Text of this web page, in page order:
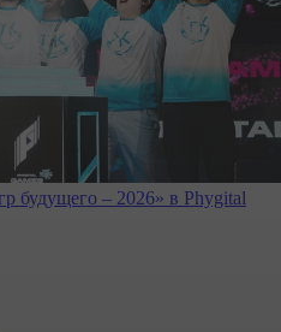
будущего – 2026» в Phygital